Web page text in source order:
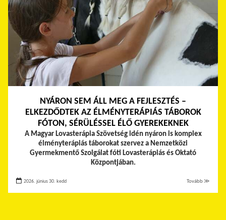
NYÁRON SEM ÁLL MEG A FEJLESZTÉS –
ELKEZDŐDTEK AZ ÉLMÉNYTERÁPIÁS TÁBOROK
FÓTON, SÉRÜLÉSSEL ÉLŐ GYEREKEKNEK
A Magyar Lovasterápia Szövetség idén nyáron is komplex
élményterápiás táborokat szervez a Nemzetközi
Gyermekmentő Szolgálat fóti Lovasterápiás és Oktató
Központjában.
2026. június 30. kedd Tovább ≫